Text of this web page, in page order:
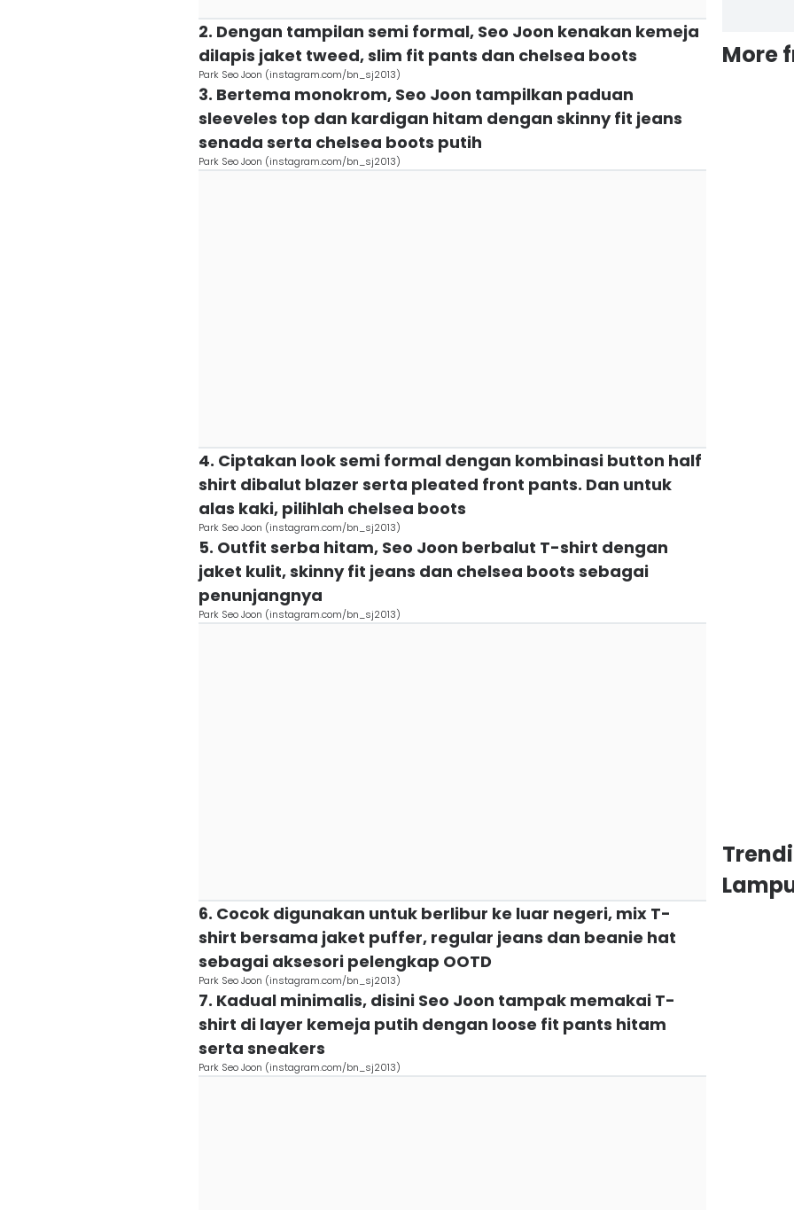
2. Dengan tampilan semi formal, Seo Joon kenakan kemeja
dilapis jaket tweed, slim fit pants dan chelsea boots
Park Seo Joon (instagram.com/bn_sj2013)
3. Bertema monokrom, Seo Joon tampilkan paduan
sleeveles top dan kardigan hitam dengan skinny fit jeans
senada serta chelsea boots putih
Park Seo Joon (instagram.com/bn_sj2013)
4. Ciptakan look semi formal dengan kombinasi button half
shirt dibalut blazer serta pleated front pants. Dan untuk
alas kaki, pilihlah chelsea boots
Park Seo Joon (instagram.com/bn_sj2013)
5. Outfit serba hitam, Seo Joon berbalut T-shirt dengan
jaket kulit, skinny fit jeans dan chelsea boots sebagai
penunjangnya
Park Seo Joon (instagram.com/bn_sj2013)
6. Cocok digunakan untuk berlibur ke luar negeri, mix T-
shirt bersama jaket puffer, regular jeans dan beanie hat
sebagai aksesori pelengkap OOTD
Park Seo Joon (instagram.com/bn_sj2013)
7. Kadual minimalis, disini Seo Joon tampak memakai T-
shirt di layer kemeja putih dengan loose fit pants hitam
serta sneakers
Park Seo Joon (instagram.com/bn_sj2013)
More